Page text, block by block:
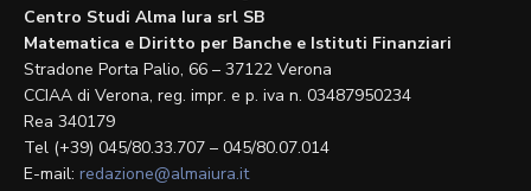
Centro Studi Alma Iura srl SB
Matematica e Diritto per Banche e Istituti Finanziari
Stradone Porta Palio, 66 – 37122 Verona
CCIAA di Verona, reg. impr. e p. iva n. 03487950234
Rea 340179
Tel (+39) 045/80.33.707 – 045/80.07.014
E-mail: redazione@almaiura.it